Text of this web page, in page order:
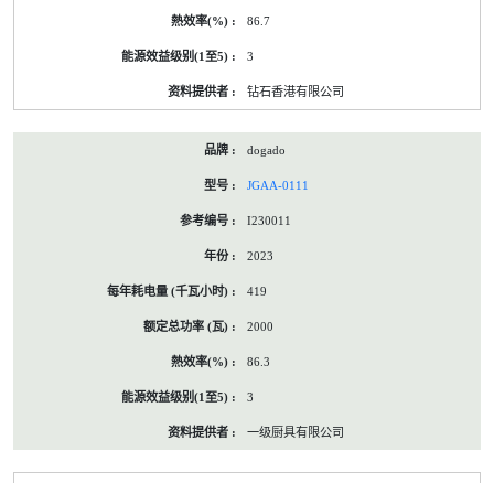
86.7
3
钻石香港有限公司
dogado
JGAA-0111
I230011
2023
419
2000
86.3
3
一级厨具有限公司